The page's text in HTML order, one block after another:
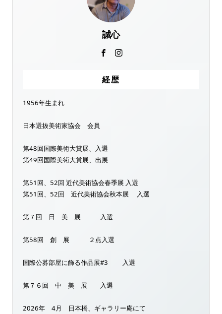
誠心
経歴
1956年生まれ
日本選抜美術家協会 会員
第48回国際美術大賞展、入選
第49回国際美術大賞展、出展
第51回、52回 近代美術協会春季展 入選
第51回、52回 近代美術協会秋本展 入選
第７回 日 美 展 入選
第58回 創 展 ２点入選
国際公募部屋に飾る作品展#3 入選
第７６回 中 美 展 入選
2026年 4月 日本橋、ギャラリー庵にて